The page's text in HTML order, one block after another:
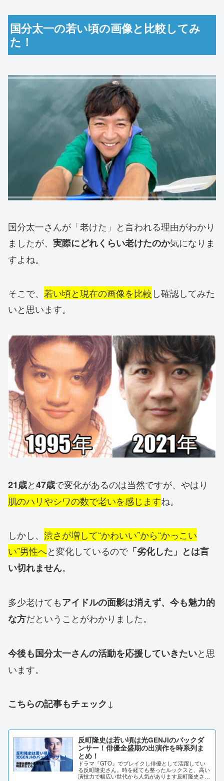
国分太一の若い頃の画像と比較してみ
た！
国分太一さんが「老けた」と言われる理由がわかり
ましたが、 実際にどれくらい老けたのか気になりま
すよね。
そこで、 若い頃と現在の画像を比較し確認してみた
いと思います。
21歳と47歳で変化があるのは当然ですが、やはり
肌のハリやシワの数で老いを感じますね。
しかし、 渋さが増して“かわいい”から“かっこい
い”男性へと変化しているので「劣化した」とは言
い切れません。
多少老けてもアイドルの面影は消えず、今も魅力的
な方だということがわかりました。
今後も国分太一さんの活動を応援していきたいと思
います。
こちらの記事もチェック ↓
反町隆史は若い頃は光GENJIのバックダ
ンサー！俳優全盛期の出演作を時系列ま
とめ！
ドラマ『GTO』でブレイクし俳優として活躍してい
る反町隆史さん。時を経ても整ったルックスと、高い
演技力で幅広い世代から人気があります反町隆史さん